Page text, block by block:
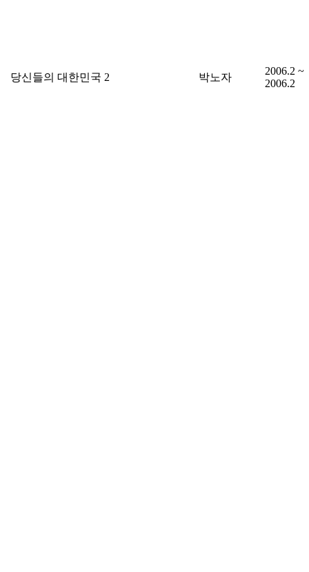
당신들의 대한민국 2 박노자
2006.2 ~
2006.2